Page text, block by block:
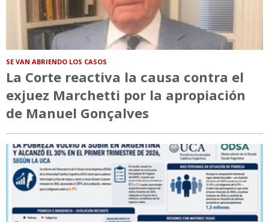
SE VAN ABRIENDO LOS CASOS
La Corte reactiva la causa contra el
exjuez Marchetti por la apropiación
de Manuel Gonçalves